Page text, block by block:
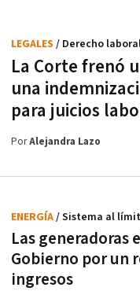
La Corte frenó
una
para juicios
LEGALES / Derecho
PorAlejandra Lazo
Las generadoras
Gobierno por un
ingresos
ENERGÍA/ Sistema al